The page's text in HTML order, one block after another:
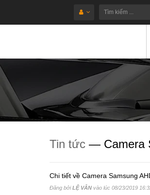
Tin tức — Camera
Chi tiết về Camera Samsung
Đăng bởiLỆ VÂN vào lúc 08/23/2019